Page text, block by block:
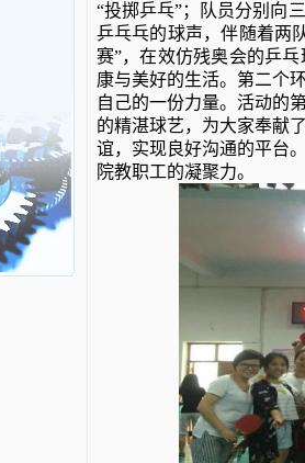
“投掷乒乓”；队员分别向
乒乓乓的球声，伴随着两
赛”，在效仿残奥会的乒
康与美好的生活。第二个
自己的一份力量。活动的
的精湛球艺，为大家奉献
谊，实现良好沟通的平台
院教职工的凝聚力。